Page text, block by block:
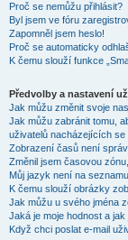
Proč se nemůžu přihlásit?
Byl jsem ve fóru
Zapomněl jsem heslo!
Proč se automaticky
K čemu slouží funkce
Předvolby a nastavení
Jak můžu změnit svoje
Jak můžu zabránit tomu,
uživatelů nacházejících se
Zobrazení časů není
Změnil jsem časovou
Můj jazyk není na
K čemu slouží obrázky
Jak můžu u svého jména
Jaká je moje hodnost a jak
Když chci poslat e-mail